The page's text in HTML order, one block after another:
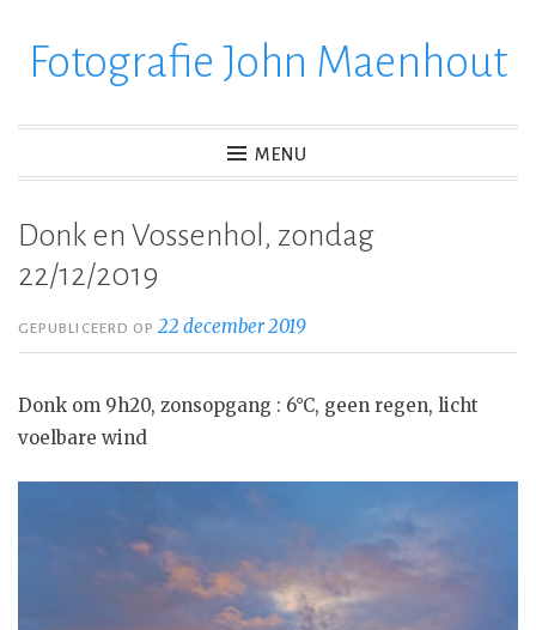
verderFotografie John Maenhout
MENU
Donk en Vossenhol, zondag
22/12/2019
GEPUBLICEERD OP22 december 2019
Donk om 9h20, zonsopgang : 6°C, geen regen, licht
voelbare wind